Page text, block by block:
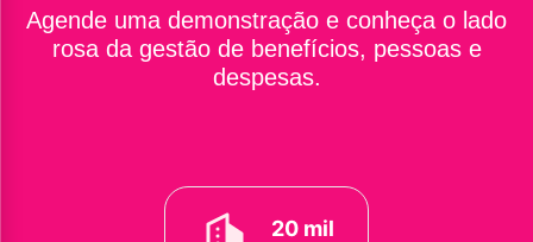
Agende uma demonstração e conheça o lado
rosa da gestão de benefícios, pessoas e
despesas.
20 mil